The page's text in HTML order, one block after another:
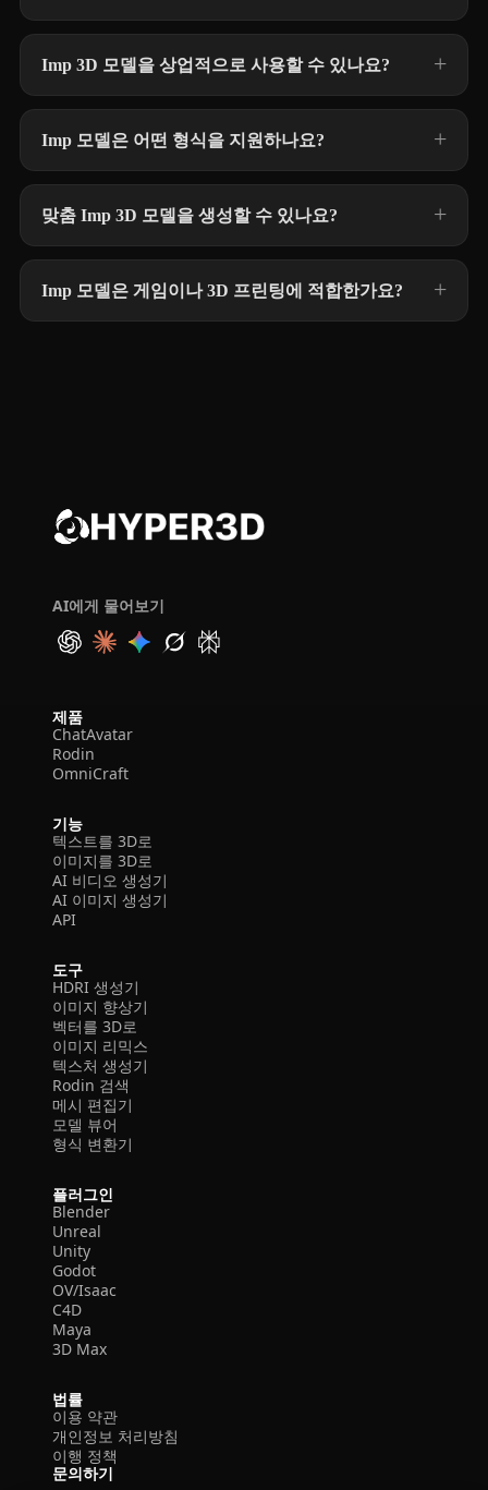
Imp 3D 모델을 상업적으로 사용할 수 있나요?
Imp 모델은 어떤 형식을 지원하나요?
맞춤 Imp 3D 모델을 생성할 수 있나요?
Imp 모델은 게임이나 3D 프린팅에 적합한가요?
AI에게 물어보기
제품
ChatAvatar
Rodin
OmniCraft
기능
텍스트를 3D로
이미지를 3D로
AI 비디오 생성기
AI 이미지 생성기
API
도구
HDRI 생성기
이미지 향상기
벡터를 3D로
이미지 리믹스
텍스처 생성기
Rodin 검색
메시 편집기
모델 뷰어
형식 변환기
플러그인
Blender
Unreal
Unity
Godot
OV/Isaac
C4D
Maya
3D Max
법률
이용 약관
개인정보 처리방침
이행 정책
문의하기